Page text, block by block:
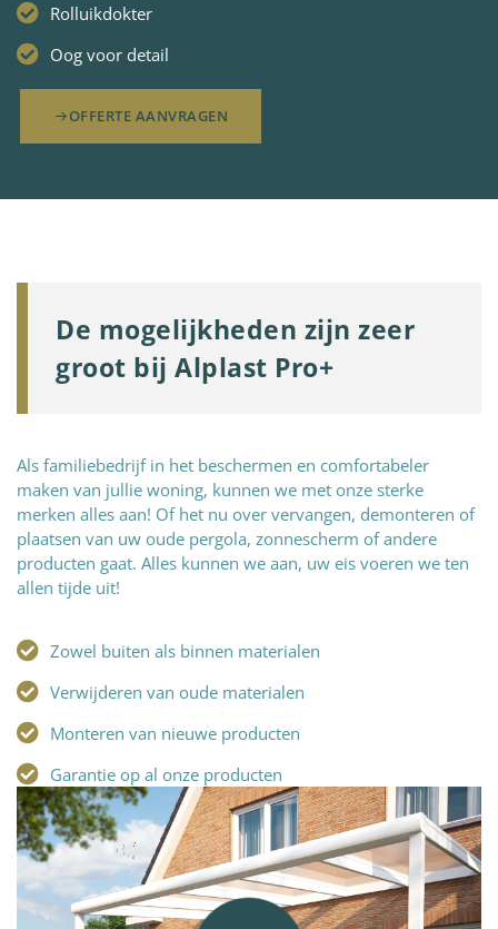
Rolluikdokter
Oog voor detail
OFFERTE AANVRAGEN
De mogelijkheden zijn zeer
groot bij Alplast Pro+
Als familiebedrijf in het beschermen en comfortabeler
maken van jullie woning, kunnen we met onze sterke
merken alles aan! Of het nu over vervangen, demonteren of
plaatsen van uw oude pergola, zonnescherm of andere
producten gaat. Alles kunnen we aan, uw eis voeren we ten
allen tijde uit!
Zowel buiten als binnen materialen
Verwijderen van oude materialen
Monteren van nieuwe producten
Garantie op al onze producten